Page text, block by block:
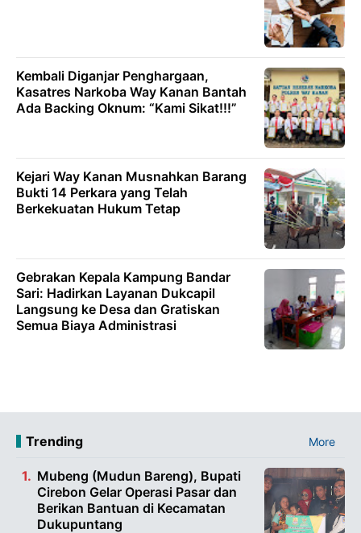
Kembali Diganjar Penghargaan,
Kasatres Narkoba Way Kanan Bantah
Ada Backing Oknum: “Kami Sikat!!!”
Kejari Way Kanan Musnahkan Barang
Bukti 14 Perkara yang Telah
Berkekuatan Hukum Tetap
Gebrakan Kepala Kampung Bandar
Sari: Hadirkan Layanan Dukcapil
Langsung ke Desa dan Gratiskan
Semua Biaya Administrasi
Trending More
Mubeng (Mudun Bareng), Bupati
Cirebon Gelar Operasi Pasar dan
Berikan Bantuan di Kecamatan
Dukupuntang